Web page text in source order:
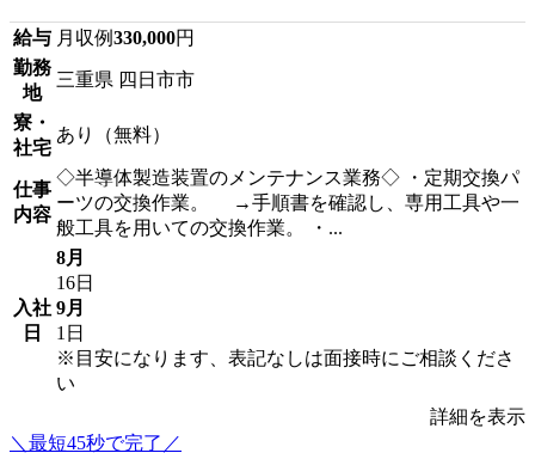
給与 月収例330,000円
勤務
地
三重県 四日市市
寮・
社宅
あり（無料）
仕事
内容
◇半導体製造装置のメンテナンス業務◇ ・定期交換パ
ーツの交換作業。 →手順書を確認し、専用工具や一
般工具を用いての交換作業。 ・...
入社
日
8月
16日
9月
1日
※目安になります、表記なしは面接時にご相談くださ
い
詳細を表示
＼最短45秒で完了／